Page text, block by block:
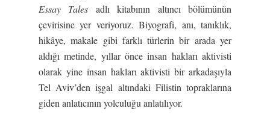
Essay Tales adlı kitabının altıncı bölümünün
çevirisine yer veriyoruz. Biyografi, anı, tanıklık,
hikâye, makale gibi farklı türlerin bir arada yer
aldığı metinde, yıllar önce insan hakları aktivisti
olarak yine insan hakları aktivisti bir arkadaşıyla
Tel Aviv’den işgal altındaki Filistin topraklarına
giden anlatıcının yolculuğu anlatılıyor.